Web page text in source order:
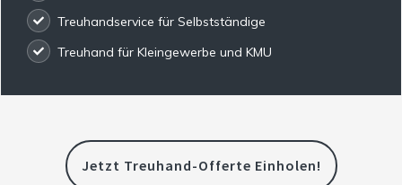
Treuhandservice für Selbstständige
Treuhand für Kleingewerbe und KMU
Jetzt Treuhand-Offerte Einholen!